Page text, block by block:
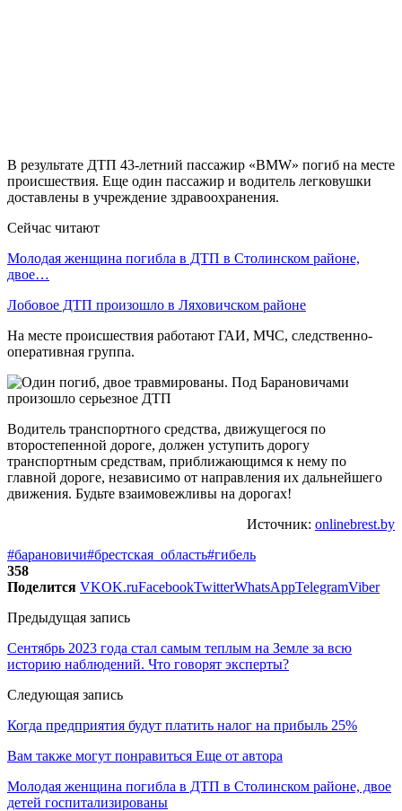
В результате ДТП 43-летний пассажир «BMW» погиб на месте
происшествия. Еще один пассажир и водитель легковушки
доставлены в учреждение здравоохранения.
Сейчас читают
Молодая женщина погибла в ДТП в Столинском районе,
двое…
Лобовое ДТП произошло в Ляховичском районе
На месте происшествия работают ГАИ, МЧС, следственно-
оперативная группа.
Водитель транспортного средства, движущегося по
второстепенной дороге, должен уступить дорогу
транспортным средствам, приближающимся к нему по
главной дороге, независимо от направления их дальнейшего
движения. Будьте взаимовежливы на дорогах!
Источник: onlinebrest.by
#барановичи#брестская_область#гибель
358
Поделится VKOK.ruFacebookTwitterWhatsAppTelegramViber
Предыдущая запись
Сентябрь 2023 года стал самым теплым на Земле за всю
историю наблюдений. Что говорят эксперты?
Следующая запись
Когда предприятия будут платить налог на прибыль 25%
Вам также могут понравиться Еще от автора
Молодая женщина погибла в ДТП в Столинском районе, двое
детей госпитализированы